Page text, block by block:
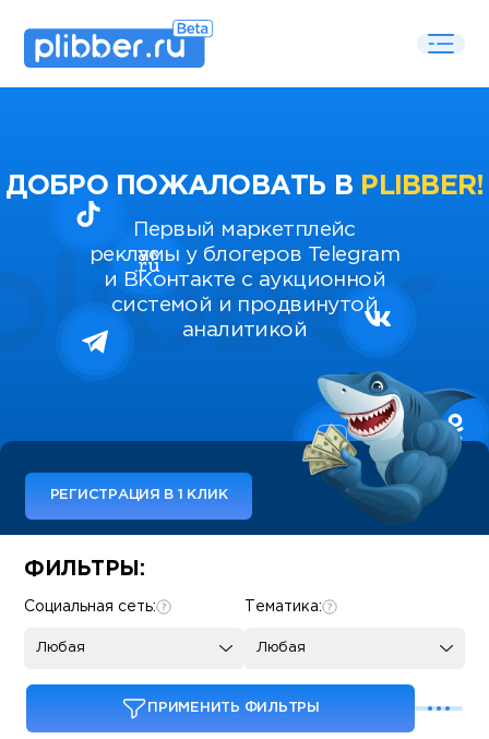
ДОБРО ПОЖАЛОВАТЬ В PLIBBER!
Первый маркетплейс
рекламы у блогеров Telegram
и ВКонтакте с аукционной
системой и продвинутой
аналитикой
РЕГИСТРАЦИЯ В 1 КЛИК
Some SEO Title
ФИЛЬТРЫ:
Тематика:
Любая
Социальная сеть:
Любая
ПРИМЕНИТЬ ФИЛЬТРЫ